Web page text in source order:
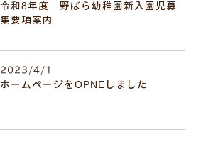
令和8年度 野ばら幼稚園新入園児募
集要項案内
2023/4/1
ホームページをOPNEしました